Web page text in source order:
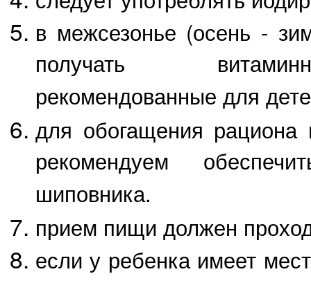
в межсезонье (осень -
получать
рекомендованные для
для обогащения рациона
рекомендуем
шиповника.
прием пищи должен
если у ребенка имеет